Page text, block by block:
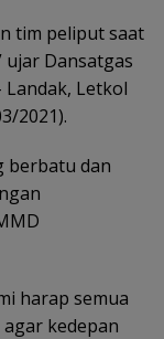
tim peliput saat
ujar Dansatgas
Landak, Letkol
2021).
berbatu dan
harap semua
kedepan